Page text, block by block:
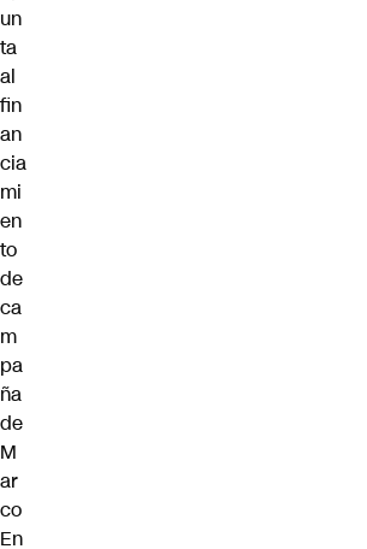
un
ta
al
fin
an
cia
mi
en
to
de
ca
m
pa
ña
de
M
ar
co
En